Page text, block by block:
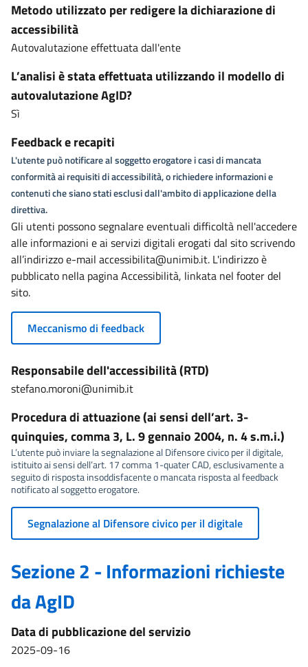
Metodo utilizzato per redigere la dichiarazione di
accessibilità
Autovalutazione effettuata dall'ente
L’analisi è stata effettuata utilizzando il modello di
autovalutazione AgID?
Sì
Feedback e recapiti
L'utente può notificare al soggetto erogatore i casi di mancata
conformità ai requisiti di accessibilità, o richiedere informazioni e
contenuti che siano stati esclusi dall'ambito di applicazione della
direttiva.
Gli utenti possono segnalare eventuali difficoltà nell'accedere
alle informazioni e ai servizi digitali erogati dal sito scrivendo
all’indirizzo e-mail accessibilita@unimib.it. L'indirizzo è
pubblicato nella pagina Accessibilità, linkata nel footer del
sito.
Meccanismo di feedback
Responsabile dell'accessibilità (RTD)
stefano.moroni@unimib.it
Procedura di attuazione (ai sensi dell’art. 3-
quinquies, comma 3, L. 9 gennaio 2004, n. 4 s.m.i.)
L’utente può inviare la segnalazione al Difensore civico per il digitale,
istituito ai sensi dell’art. 17 comma 1-quater CAD, esclusivamente a
seguito di risposta insoddisfacente o mancata risposta al feedback
notificato al soggetto erogatore.
Segnalazione al Difensore civico per il digitale
Sezione 2 - Informazioni richieste
da AgID
Data di pubblicazione del servizio
2025-09-16